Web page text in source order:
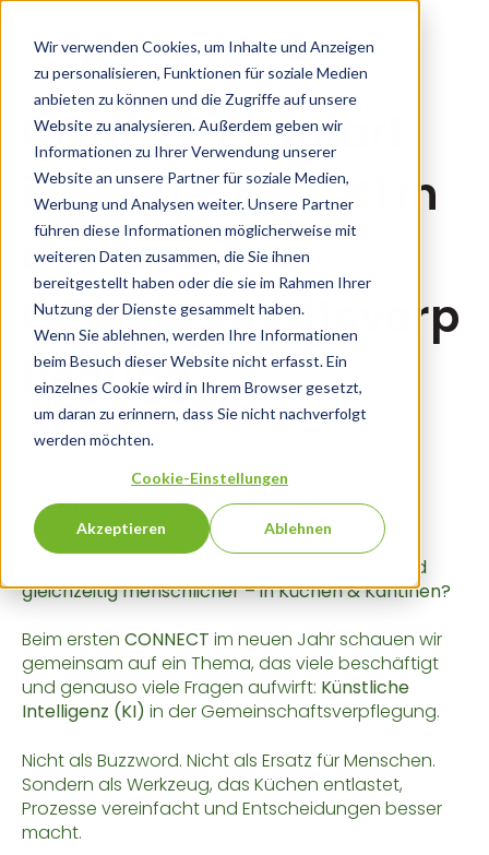
Wir verwenden Cookies, um Inhalte und Anzeigen
zu personalisieren, Funktionen für soziale Medien
anbieten zu können und die Zugriffe auf unsere
Website zu analysieren. Außerdem geben wir
Informationen zu Ihrer Verwendung unserer
Website an unsere Partner für soziale Medien,
Werbung und Analysen weiter. Unsere Partner
führen diese Informationen möglicherweise mit
weiteren Daten zusammen, die Sie ihnen
bereitgestellt haben oder die sie im Rahmen Ihrer
Nutzung der Dienste gesammelt haben.
Wenn Sie ablehnen, werden Ihre Informationen
beim Besuch dieser Website nicht erfasst. Ein
einzelnes Cookie wird in Ihrem Browser gesetzt,
um daran zu erinnern, dass Sie nicht nachverfolgt
werden möchten.
Cookie-Einstellungen
Akzeptieren Ablehnen
19.12.25 14:57
CONNECT | Smart
ins neue Jahr: KI in
der
Gemeinschaftsverp
flegung
News
Teilen:
Wie wird 2026 wirtschaftlicher, planbarer – und
gleichzeitig menschlicher – in Küchen & Kantinen?
Beim ersten CONNECT im neuen Jahr schauen wir
gemeinsam auf ein Thema, das viele beschäftigt
und genauso viele Fragen aufwirft: Künstliche
Intelligenz (KI) in der Gemeinschaftsverpflegung.
Nicht als Buzzword. Nicht als Ersatz für Menschen.
Sondern als Werkzeug, das Küchen entlastet,
Prozesse vereinfacht und Entscheidungen besser
macht.